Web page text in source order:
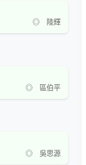
◎ 陸輝
◎ 區伯平
◎ 吳思源